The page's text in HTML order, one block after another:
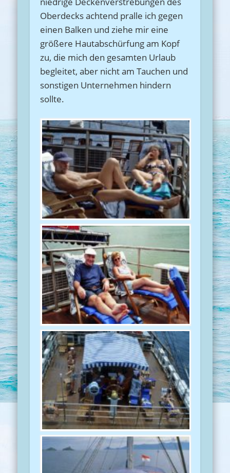
Oberdecks achtend pralle ich gegen
einen Balken und ziehe mir eine
größere Hautabschürfung am Kopf
zu, die mich den gesamten Urlaub
begleitet, aber nicht am Tauchen und
sonstigen Unternehmen hindern
sollte.